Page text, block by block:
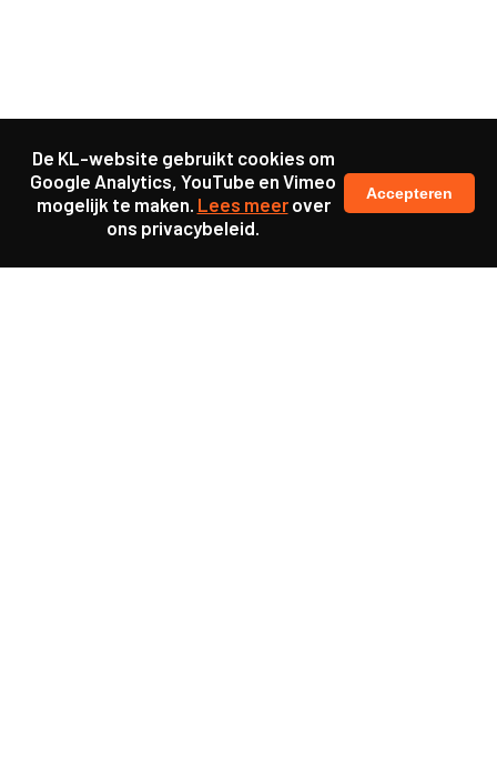
De KL-website gebruikt cookies om
Google Analytics, YouTube en Vimeo
mogelijk te maken. Lees meerover
ons privacybeleid.
Accepteren